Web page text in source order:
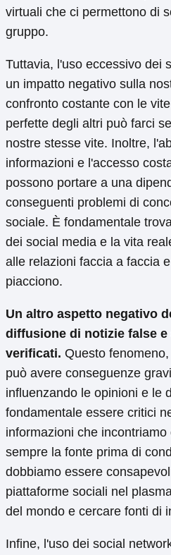
virtuali che ci permettono di
gruppo.
Tuttavia, l'uso eccessivo dei
un impatto negativo sulla
confronto costante con le
perfette degli altri può farci
nostre stesse vite. Inoltre,
informazioni e l'accesso
possono portare a una
conseguenti problemi di
sociale. È fondamentale
dei social media e la vita
alle relazioni faccia a faccia
piacciono.
Un altro aspetto negativo
diffusione di notizie false
verificati. Questo
può avere conseguenze
influenzando le opinioni e le
fondamentale essere critici
informazioni che
sempre la fonte prima di
dobbiamo essere
piattaforme sociali nel
del mondo e cercare fonti di
Infine, l'uso dei social